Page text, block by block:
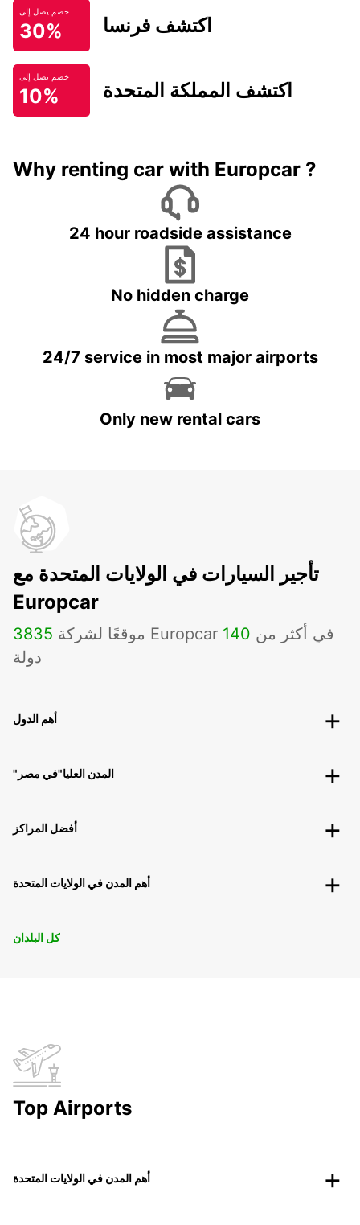
خصم يصل إلى
30% اكتشف فرنسا
خصم يصل إلى
10% اكتشف المملكة المتحدة
Why renting car with Europcar ?
24 hour roadside assistance
No hidden charge
24/7 service in most major airports
Only new rental cars
تأجير السيارات في الولايات المتحدة مع
Europcar
3835 موقعًا لشركة Europcar في أكثر من 140
دولة
أهم الدول
"المدن العليا"في مصر
أفضل المراكز
أهم المدن في الولايات المتحدة
كل البلدان
Top Airports
أهم المدن في الولايات المتحدة